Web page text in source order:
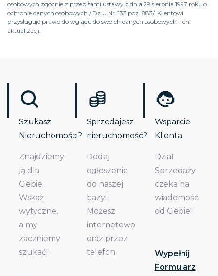
osobowych zgodnie z przepisami ustawy z dnia 29 sierpnia 1997 roku o
ochronie danych osobowych / Dz.U.Nr. 133 poz. 883/. Klientowi
przysługuje prawo do wglądu do swoich danych osobowych i ich
aktualizacji.
Szukasz
Nieruchomości?
Znajdziemy
ją dla
Ciebie.
Wskaż
wytyczne,
a my
zaczniemy
szukać!
Sprzedajesz
nieruchomość?
Dodaj
ogłoszenie
do naszej
bazy!
Możesz
internetowo
oraz przez
telefon.
Wsparcie
Klienta
Dział
Sprzedaży
czeka na
wiadomość
od Ciebie!
Wypełnij
Formularz